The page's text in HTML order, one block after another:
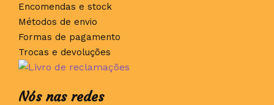
Encomendas e stock
Métodos de envio
Formas de pagamento
Trocas e devoluções
Nós nas redes